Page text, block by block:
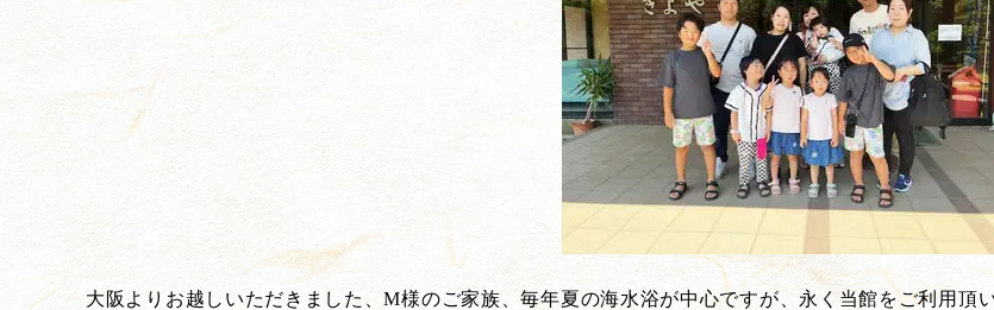
大阪よりお越しいただきました、M様のご家族、毎年夏の海水浴が中心ですが、永く当館をご利用頂